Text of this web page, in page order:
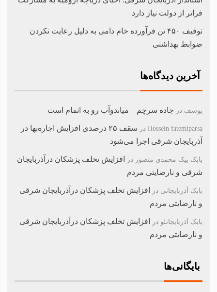
فراتر از دولت نیاز دارد
توقیف ۴۵۰ تن فرآورده خام دامی به دلیل رعایت نکردن
ضوابط بهداشتی
آخرین دیدگاه‌ها
یوسف در جاده سرچم – میاندوآب رو به اتمام است
Hossein fatemiparsa در
سقف ۲۵ درصدی افزایش اجاره‌بها در
آذربایجان شرقی اجرا می‌شود
بابک بیک محمدی منصور در
افزایش تخلف پزشکان درآذربایجان
شرقی و نارضایتی مردم
بابک آذربایجانی در
افزایش تخلف پزشکان درآذربایجان شرقی
و نارضایتی مردم
بابک آذربایجانلو در
افزایش تخلف پزشکان درآذربایجان شرقی
و نارضایتی مردم
بایگانی‌ها